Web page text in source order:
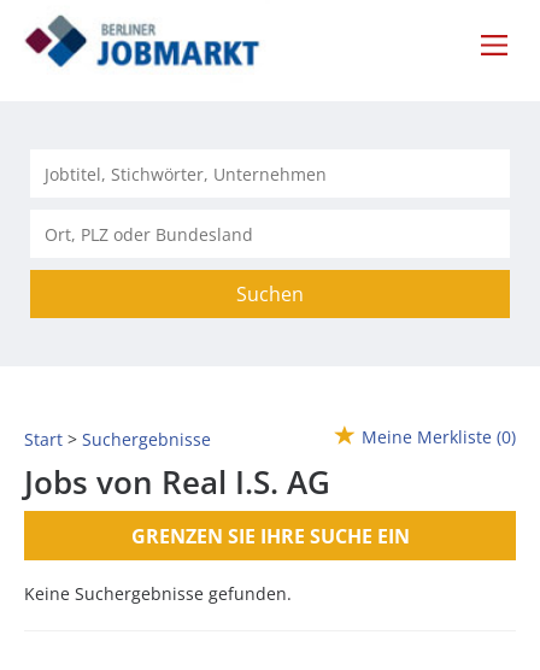
Suchen
Start Suchergebnisse Meine Merkliste (0)
Jobs von Real I.S. AG
GRENZEN SIE IHRE SUCHE EIN
Keine Suchergebnisse gefunden.